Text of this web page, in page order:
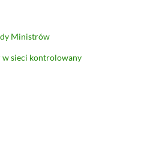
Ministrów
sieci kontrolowany